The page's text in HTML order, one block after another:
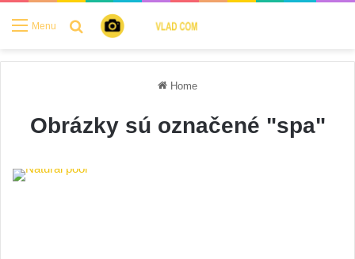
Menu Search for
Home
Obrázky sú označené "spa"